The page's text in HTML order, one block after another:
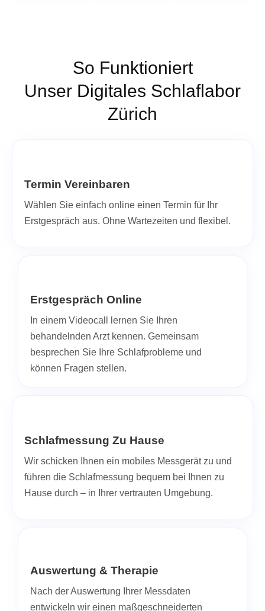
So Funktioniert
Unser Digitales Schlaflabor
Zürich
Termin Vereinbaren
Wählen Sie einfach online einen Termin für Ihr
Erstgespräch aus. Ohne Wartezeiten und flexibel.
Erstgespräch Online
In einem Videocall lernen Sie Ihren
behandelnden Arzt kennen. Gemeinsam
besprechen Sie Ihre Schlafprobleme und
können Fragen stellen.
Schlafmessung Zu Hause
Wir schicken Ihnen ein mobiles Messgerät zu und
führen die Schlafmessung bequem bei Ihnen zu
Hause durch – in Ihrer vertrauten Umgebung.
Auswertung & Therapie
Nach der Auswertung Ihrer Messdaten
entwickeln wir einen maßgeschneiderten